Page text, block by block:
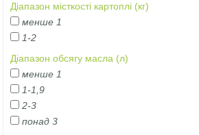
Діапазон місткості картоплі (кг)
менше 1
1-2
Діапазон обсягу масла (л)
менше 1
1-1,9
2-3
понад 3